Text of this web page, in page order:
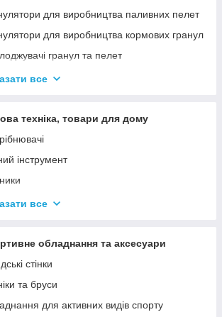
котли
для твердопаливних котлів
для виробництва паливних пелет
для виробництва кормових гранул
гранул та пелет
все
техніка, товари для дому
інструмент
все
обладнання та аксесуари
стінки
та бруси
для активних видів спорту